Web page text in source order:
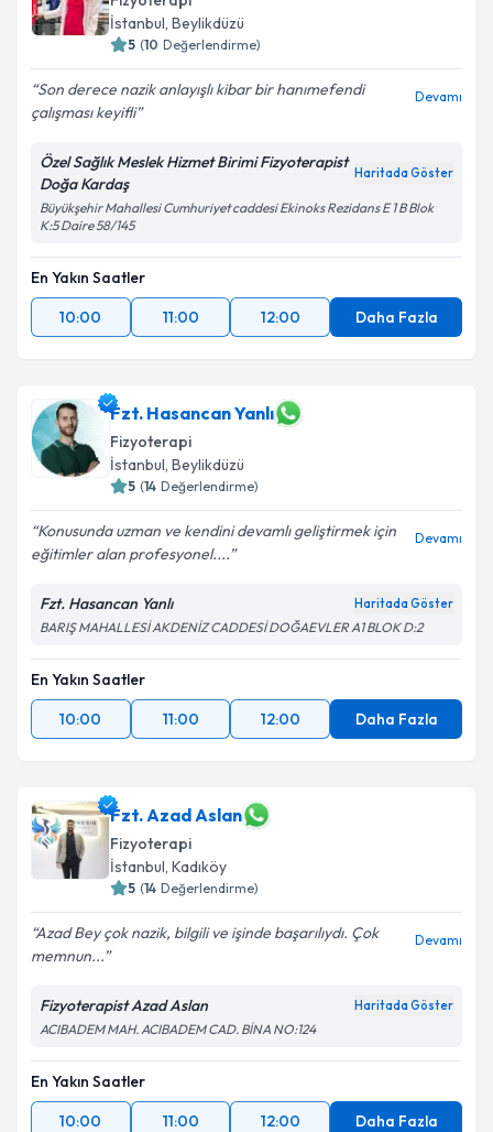
İstanbul, Beylikdüzü
5 (10 Değerlendirme)
Son derece nazik anlayışlı kibar bir hanımefendi
çalışması keyifli
Devamı
Özel Sağlık Meslek Hizmet Birimi Fizyoterapist
Doğa Kardaş
Haritada Göster
Büyükşehir Mahallesi Cumhuriyet caddesi Ekinoks Rezidans E 1 B Blok
K:5 Daire 58/145
En Yakın Saatler
10:00
11:00 12:00 Daha Fazla
Fzt. Hasancan Yanlı
Fizyoterapi
İstanbul, Beylikdüzü
5 (14 Değerlendirme)
Konusunda uzman ve kendini devamlı geliştirmek için
eğitimler alan profesyonel....
Devamı
Fzt. Hasancan Yanlı Haritada Göster
BARIŞ MAHALLESİ AKDENİZ CADDESİ DOĞAEVLER A1 BLOK D:2
En Yakın Saatler
10:00
11:00 12:00 Daha Fazla
Fzt. Azad Aslan
Fizyoterapi
İstanbul, Kadıköy
5 (14 Değerlendirme)
Azad Bey çok nazik, bilgili ve işinde başarılıydı. Çok
memnun...
Devamı
Fizyoterapist Azad Aslan Haritada Göster
ACIBADEM MAH. ACIBADEM CAD. BİNA NO:124
En Yakın Saatler
10:00
11:00 12:00 Daha Fazla